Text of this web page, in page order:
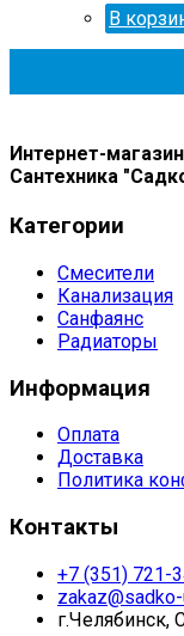
В
Интернет-магазин
Сантехника
Категории
Смесители
Канализация
Санфаянс
Радиаторы
Информация
Оплата
Доставка
Политика
Контакты
+7 (351) 721-
г.Челябинск,